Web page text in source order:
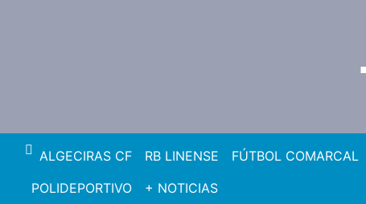
ALGECIRAS CF RB LINENSE FÚTBOL COMARCAL
POLIDEPORTIVO
+ NOTICIAS